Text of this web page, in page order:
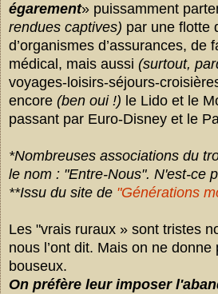
égarement» puissamment
rendues captives) par une flotte
d’organismes d’assurances, de
médical, mais aussi (surtout,
voyages-loisirs-séjours-
encore (ben oui !) le Lido et le
passant par Euro-Disney et le
*Nombreuses associations du
le nom : "Entre-Nous". N'est-ce
**Issu du site de "Générations
Les "vrais ruraux » sont tristes
nous l’ont dit. Mais on ne
bouseux.
On préfère leur imposer